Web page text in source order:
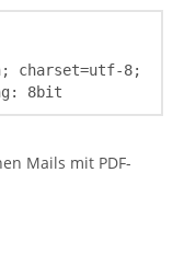
8bit
Mails mit PDF-